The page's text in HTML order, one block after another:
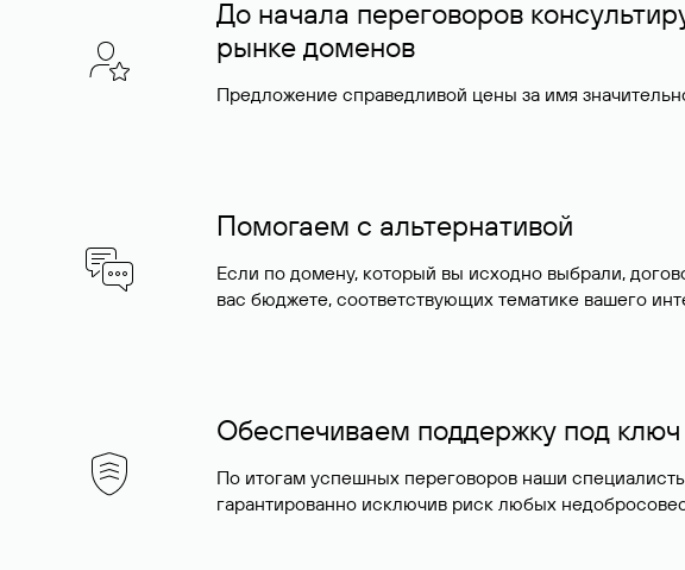
До начала переговоров
рынке доменов
Предложение справедливой цены за имя
Помогаем с альтернативой
Если по домену, который вы исходно выбрали,
вас бюджете, соответствующих тематике вашего
Обеспечиваем поддержку под ключ
По итогам успешных переговоров наши
гарантированно исключив риск любых